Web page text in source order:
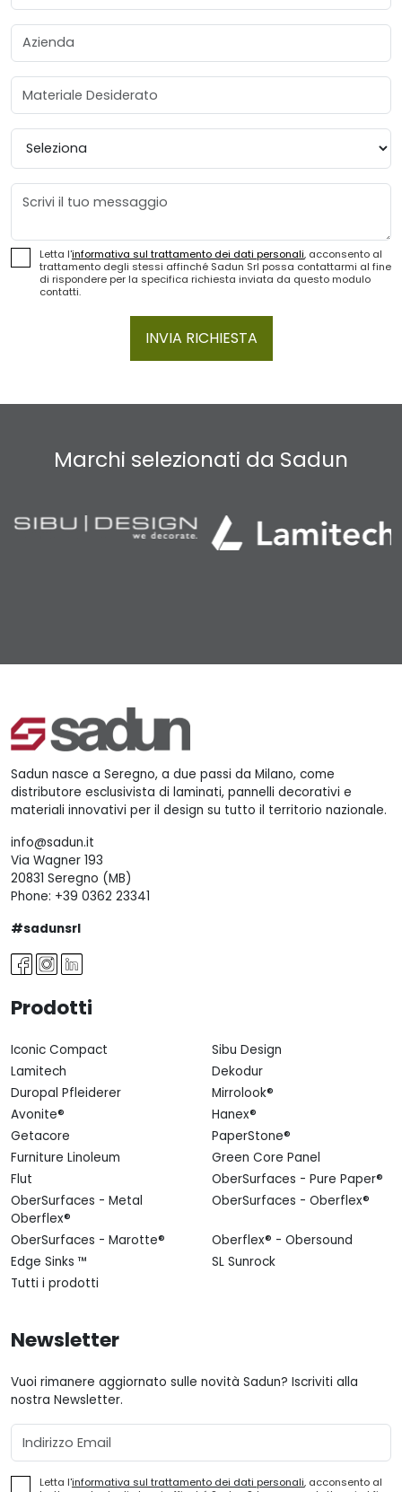
Azienda
Materiale Desiderato
Provincia
Messaggio
Letta l'informativa sul trattamento dei dati personali, acconsento al
trattamento degli stessi affinché Sadun Srl possa contattarmi al fine
di rispondere per la specifica richiesta inviata da questo modulo
contatti.
INVIA RICHIESTA
Marchi selezionati da Sadun
Sadun nasce a Seregno, a due passi da Milano, come
distributore esclusivista di laminati, pannelli decorativi e
materiali innovativi per il design su tutto il territorio nazionale.
info@sadun.it
Via Wagner 193
20831 Seregno (MB)
Phone: +39 0362 23341
#sadunsrl
Prodotti
Iconic Compact
Sibu Design
Lamitech
Dekodur
Duropal Pfleiderer
Mirrolook®
Avonite®
Hanex®
Getacore
PaperStone®
Furniture Linoleum
Green Core Panel
Flut
OberSurfaces - Pure Paper®
OberSurfaces - Metal
Oberflex®
OberSurfaces - Oberflex®
OberSurfaces - Marotte®
Oberflex® - Obersound
Edge Sinks ™
SL Sunrock
Tutti i prodotti
Newsletter
Vuoi rimanere aggiornato sulle novità Sadun? Iscriviti alla
nostra Newsletter.
Email
Letta l'informativa sul trattamento dei dati personali, acconsento al